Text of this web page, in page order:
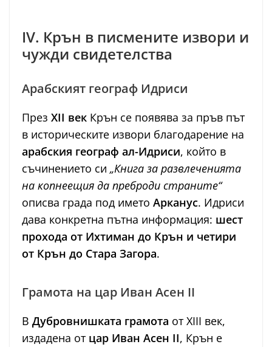
IV. Крън в писмените извори и
чужди свидетелства
Арабският географ Идриси
През XII век Крън се появява за пръв път
в историческите извори благодарение на
арабския географ ал-Идриси, който в
съчинението си „Книга за развлеченията
на копнеещия да преброди страните“
описва града под името Арканус. Идриси
дава конкретна пътна информация: шест
прохода от Ихтиман до Крън и четири
от Крън до Стара Загора.
Грамота на цар Иван Асен II
В Дубровнишката грамота от XIII век,
издадена от цар Иван Асен II, Крън е